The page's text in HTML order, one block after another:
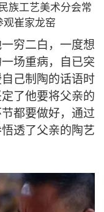
族工艺美术分会常
观崔家龙窑
穷二白，一度想
场重病，自已突
己制陶的话语时
了他要将父亲的
都要做好，通过
透了父亲的陶艺